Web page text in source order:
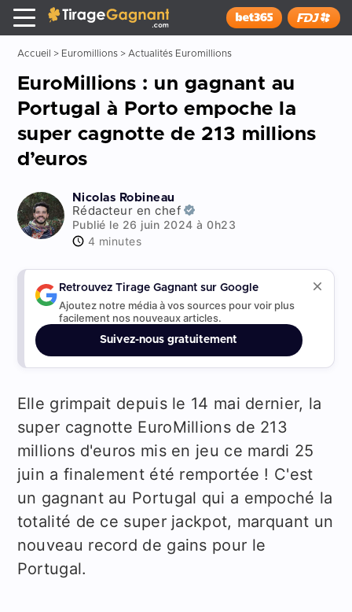
x
Tirage Gagnant
Installer
Accueil > Euromillions> Actualités Euromillions
EuroMillions : un gagnant au
Portugal à Porto empoche la
super cagnotte de 213 millions
d’euros
Nicolas Robineau
Rédacteur en chef
Publié le 26 juin 2024 à 0h23
4 minutes
Retrouvez Tirage Gagnant sur Google
Ajoutez notre média à vos sources pour voir plus
facilement nos nouveaux articles.
Suivez-nous gratuitement
Elle grimpait depuis le 14 mai dernier, la
super cagnotte EuroMillions de 213
millions d'euros mis en jeu ce mardi 25
juin a finalement été remportée ! C'est
un gagnant au Portugal qui a empoché la
totalité de ce super jackpot, marquant un
nouveau record de gains pour le
Portugal.